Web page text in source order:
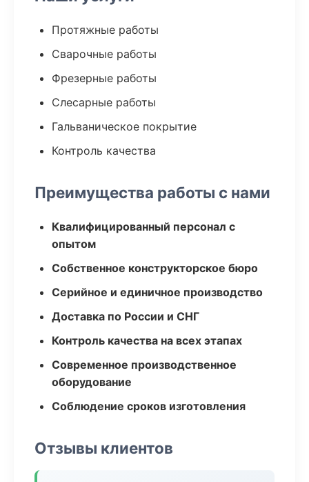
Протяжные работы
Сварочные работы
Фрезерные работы
Слесарные работы
Гальваническое покрытие
Контроль качества
Преимущества работы с нами
Квалифицированный персонал с
опытом
Собственное конструкторское бюро
Серийное и единичное производство
Доставка по России и СНГ
Контроль качества на всех этапах
Современное производственное
оборудование
Соблюдение сроков изготовления
Отзывы клиентов